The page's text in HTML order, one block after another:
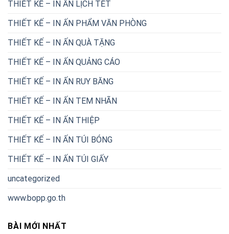
THIẾT KẾ – IN ẤN LỊCH TẾT
THIẾT KẾ – IN ẤN PHẨM VĂN PHÒNG
THIẾT KẾ – IN ẤN QUÀ TẶNG
THIẾT KẾ – IN ẤN QUẢNG CÁO
THIẾT KẾ – IN ẤN RUY BĂNG
THIẾT KẾ – IN ẤN TEM NHÃN
THIẾT KẾ – IN ẤN THIỆP
THIẾT KẾ – IN ẤN TÚI BÓNG
THIẾT KẾ – IN ẤN TÚI GIẤY
uncategorized
www.bopp.go.th
BÀI MỚI NHẤT